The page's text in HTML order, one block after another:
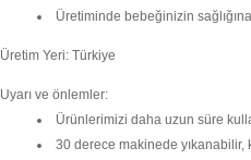
Üretiminde bebeğinizin
Üretim Yeri: Türkiye
Uyarı ve önlemler:
Ürünlerimizi daha uzun süre
30 derece makinede yıkanabilir,